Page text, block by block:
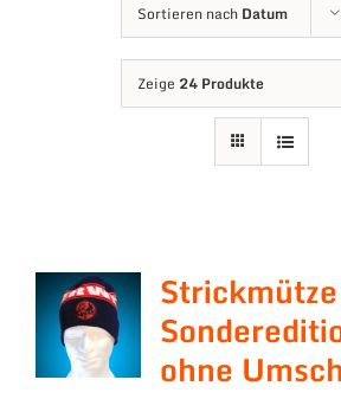
Sortieren nach Datum
Zeige 24 Produkte
ohne